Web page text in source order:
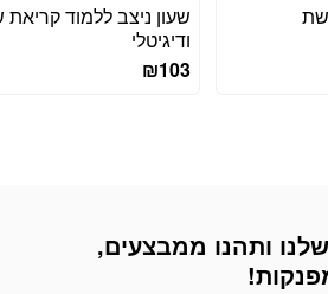
שעון ניצב ללמוד קריאת
ודיגיטלי
₪103
ותהנו ממבצעים,